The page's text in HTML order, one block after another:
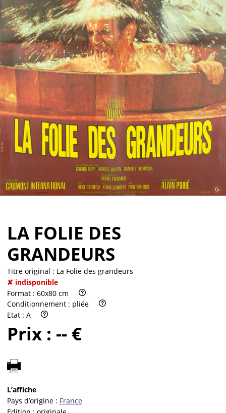
Vendre
LA FOLIE DES
GRANDEURS
Titre original : La Folie des grandeurs
✘ indisponible
Format : 60x80 cm
Conditionnement : pliée
Etat : A
Prix : -- €
L’affiche
Pays d’origine : France